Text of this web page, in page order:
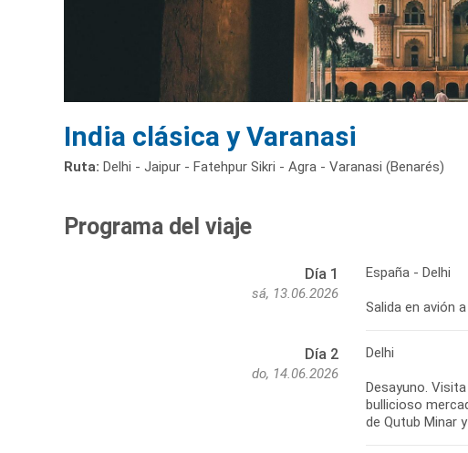
India clásica y Varanasi
Ruta: Delhi - Jaipur - Fatehpur Sikri - Agra - Varanasi (Benarés)
Programa del viaje
Día 1
sá, 13.06.2026
España - Delhi
Salida en avión
Día 2
do, 14.06.2026
Delhi
Desayuno.
bullicioso
de Qutub Minar